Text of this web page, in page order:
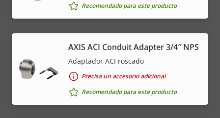
Recomendado para este producto
AXIS ACI Conduit Adapter 3/4″ NPS
Adaptador ACI roscado
Precisa un accesorio adicional
Recomendado para este producto